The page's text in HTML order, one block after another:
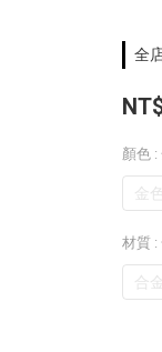
全
顏色 :
金色
材質 :
合金